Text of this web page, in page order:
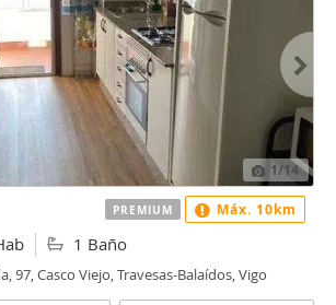
1/14
1 Baño
97, Casco Viejo, Travesas-Balaídos, Vigo
PREMIUM Máx. 10km